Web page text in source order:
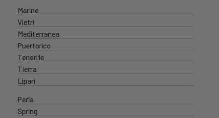
Marine
Vietri
Mediterranea
Puertorico
Tenerife
Tierra
Lipari
Perla
Spring